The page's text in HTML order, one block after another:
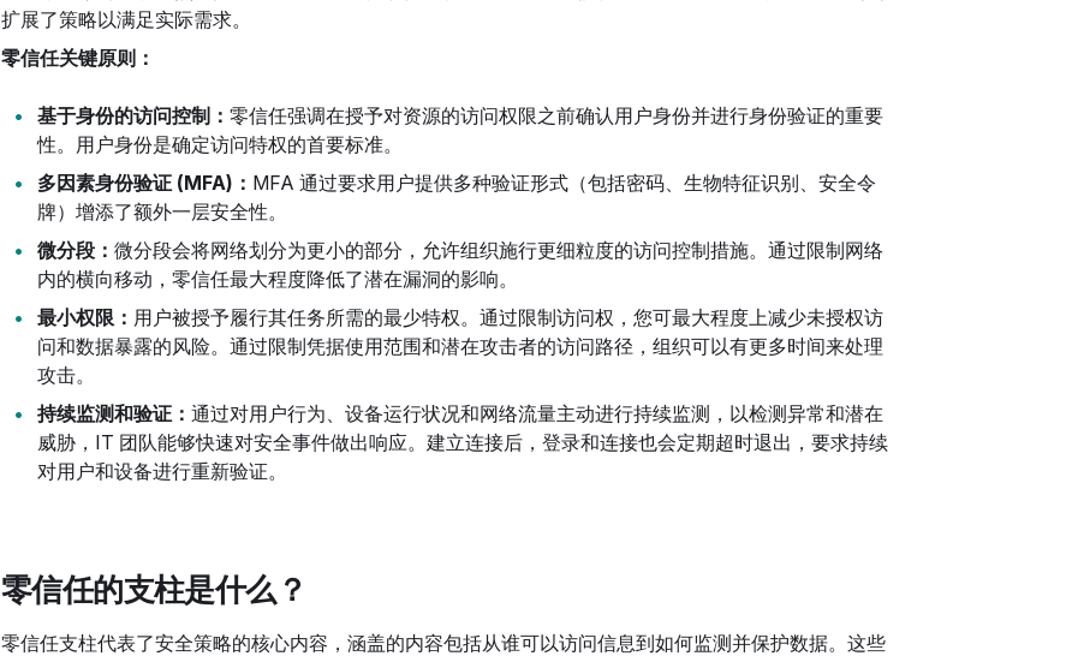
扩展了策略以满足实际需求。
零信任关键原则：
基于身份的访问控制： 零信任强调在授予对资源的访问权限之前确认用户身份并进行身份验证的重要
性。用户身份是确定访问特权的首要标准。
多因素身份验证 (MFA)： MFA 通过要求用户提供多种验证形式（包括密码、生物特征识别、安全令
牌）增添了额外一层安全性。
微分段： 微分段会将网络划分为更小的部分，允许组织施行更细粒度的访问控制措施。通过限制网络
内的横向移动，零信任最大程度降低了潜在漏洞的影响。
最小权限： 用户被授予履行其任务所需的最少特权。通过限制访问权，您可最大程度上减少未授权访
问和数据暴露的风险。通过限制凭据使用范围和潜在攻击者的访问路径，组织可以有更多时间来处理
攻击。
持续监测和验证： 通过对用户行为、设备运行状况和网络流量主动进行持续监测，以检测异常和潜在
威胁，IT 团队能够快速对安全事件做出响应。建立连接后，登录和连接也会定期超时退出，要求持续
对用户和设备进行重新验证。
零信任的支柱是什么？
零信任支柱代表了安全策略的核心内容，涵盖的内容包括从谁可以访问信息到如何监测并保护数据。这些